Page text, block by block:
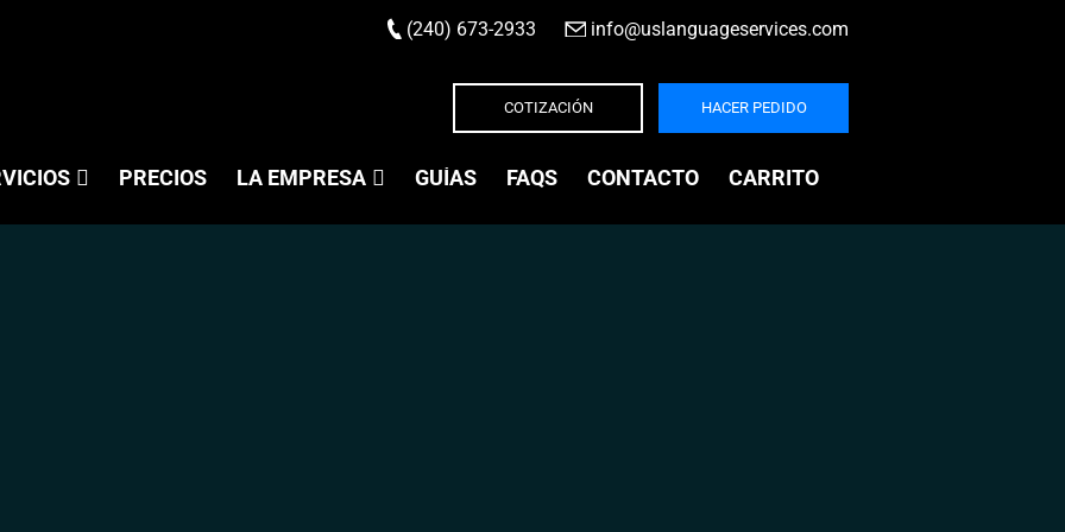
(240) 673-2933 info@uslanguageservices.com
COTIZACIÓN HACER PEDIDO
PRECIOS LA EMPRESA GUÍAS FAQS CONTACTO CARRITO